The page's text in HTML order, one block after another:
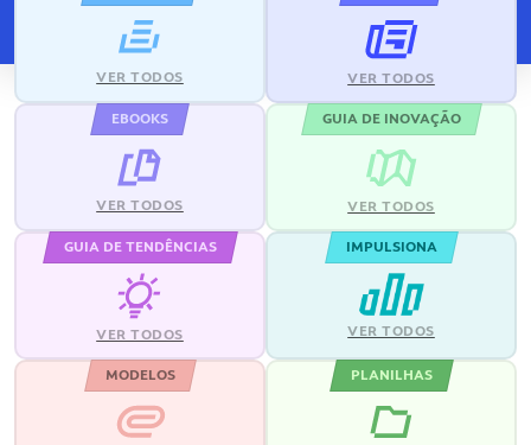
VER TODOS VER TODOS
EBOOKS
VER TODOS
GUIA DE INOVAÇÃO
VER TODOS
GUIA DE TENDÊNCIAS
VER TODOS
IMPULSIONA
VER TODOS
MODELOS PLANILHAS